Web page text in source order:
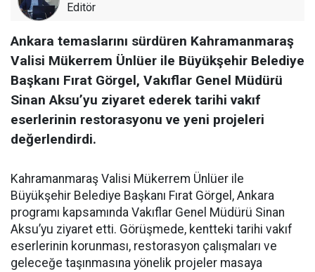
Editör
Ankara temaslarını sürdüren Kahramanmaraş
Valisi Mükerrem Ünlüer ile Büyükşehir Belediye
Başkanı Fırat Görgel, Vakıflar Genel Müdürü
Sinan Aksu’yu ziyaret ederek tarihi vakıf
eserlerinin restorasyonu ve yeni projeleri
değerlendirdi.
Kahramanmaraş Valisi Mükerrem Ünlüer ile
Büyükşehir Belediye Başkanı Fırat Görgel, Ankara
programı kapsamında Vakıflar Genel Müdürü Sinan
Aksu’yu ziyaret etti. Görüşmede, kentteki tarihi vakıf
eserlerinin korunması, restorasyon çalışmaları ve
geleceğe taşınmasına yönelik projeler masaya